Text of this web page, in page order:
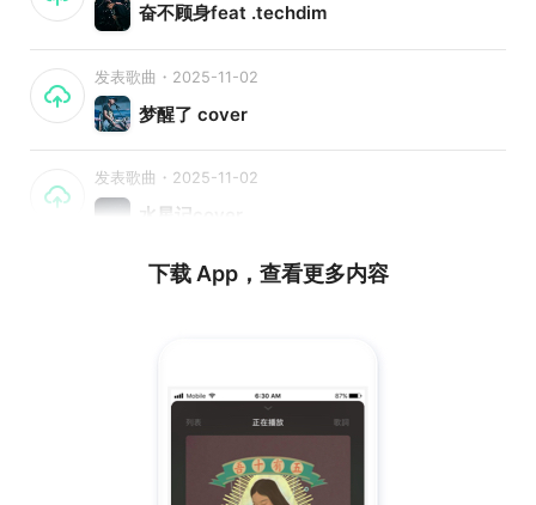
奋不顾身feat .techdim
发表歌曲・2025-11-02
梦醒了 cover
发表歌曲・2025-11-02
水星记cover
下载 App，查看更多内容